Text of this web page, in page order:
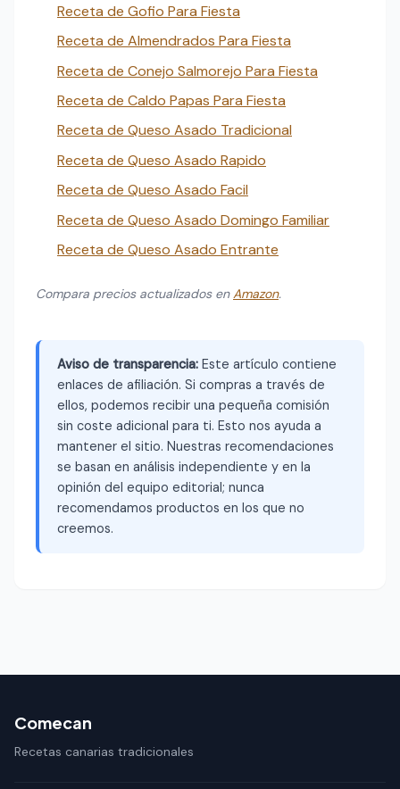
Receta de Gofio Para Fiesta
Receta de Almendrados Para Fiesta
Receta de Conejo Salmorejo Para Fiesta
Receta de Caldo Papas Para Fiesta
Receta de Queso Asado Tradicional
Receta de Queso Asado Rapido
Receta de Queso Asado Facil
Receta de Queso Asado Domingo Familiar
Receta de Queso Asado Entrante
Compara precios actualizados enAmazon.
Aviso de transparencia: Este artículo contiene
enlaces de afiliación. Si compras a través de
ellos, podemos recibir una pequeña comisión
sin coste adicional para ti. Esto nos ayuda a
mantener el sitio. Nuestras recomendaciones
se basan en análisis independiente y en la
opinión del equipo editorial; nunca
recomendamos productos en los que no
creemos.
Comecan
Recetas canarias tradicionales